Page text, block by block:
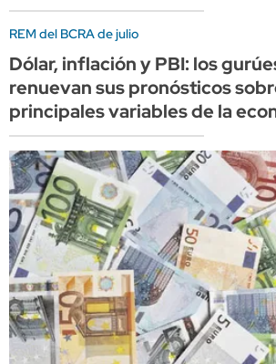
REM del BCRA de julio
Dólar, inflación y PBI: los
renuevan sus pronósticos
principales variables de la